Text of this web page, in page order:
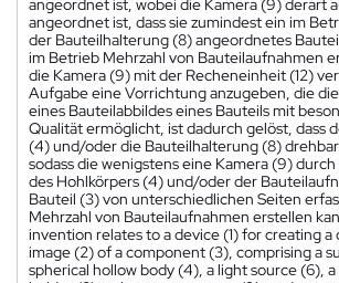
angeordnet ist, wobei die Kamera (9) derart
angeordnet ist, dass sie zumindest ein im
der Bauteilhalterung (8) angeordnetes
im Betrieb Mehrzahl von Bauteilaufnahmen
die Kamera (9) mit der Recheneinheit (12)
Aufgabe eine Vorrichtung anzugeben, die
eines Bauteilabbildes eines Bauteils mit
Qualität ermöglicht, ist dadurch gelöst, dass
(4) und/oder die Bauteilhalterung (8)
sodass die wenigstens eine Kamera (9)
des Hohlkörpers (4) und/oder der
Bauteil (3) von unterschiedlichen Seiten
Mehrzahl von Bauteilaufnahmen erstellen
invention relates to a device (1) for creating
image (2) of a component (3), comprising a
spherical hollow body (4), a light source (6),